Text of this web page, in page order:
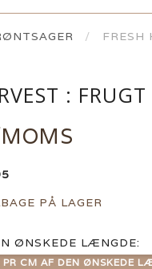
FRESH
:
PÅ LAGER
ØNSKEDE LÆNGDE:
PR CM AF DEN ØNSKEDE